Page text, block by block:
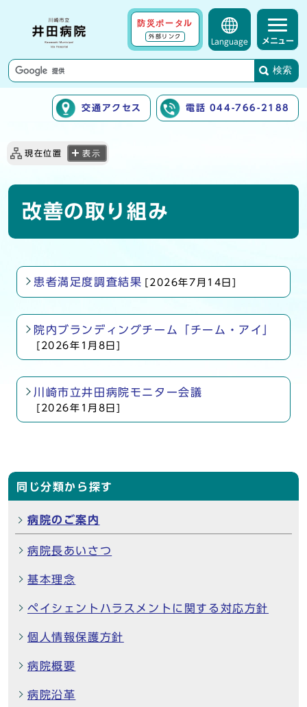
防災ポータル
外部リンク
Language メニュー
検索
交通アクセス 電話 044-766-2188
現在位置 表示
改善の取り組み
患者満足度調査結果 [2026年7月14日]
院内ブランディングチーム「チーム・アイ」
[2026年1月8日]
川崎市立井田病院モニター会議
[2026年1月8日]
同じ分類から探す
病院のご案内
病院長あいさつ
基本理念
ペイシェントハラスメントに関する対応方針
個人情報保護方針
病院概要
病院沿革